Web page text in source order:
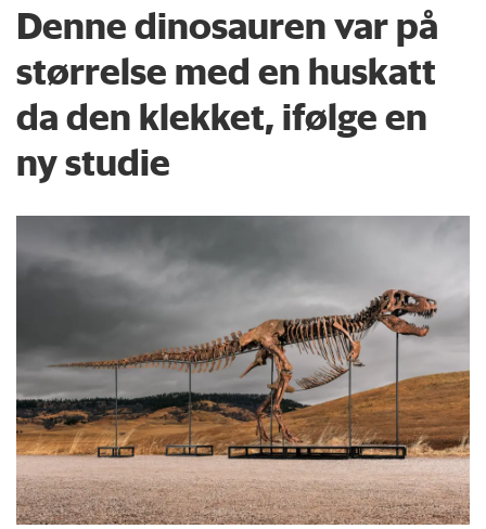
Denne dinosauren var på
størrelse med en huskatt
da den klekket, ifølge en
ny studie